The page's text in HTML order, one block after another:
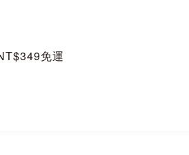
免運